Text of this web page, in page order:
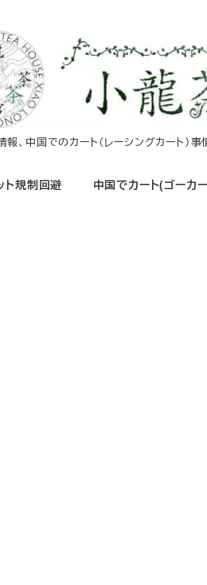
、中国でのカート（レーシングカート）
ト規制回避 中国でカート(ゴーカ